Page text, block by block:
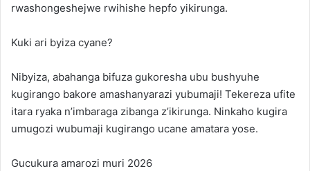
rwashongeshejwe rwihishe hepfo yikirunga.
Kuki ari byiza cyane?
Nibyiza, abahanga bifuza gukoresha ubu bushyuhe
kugirango bakore amashanyarazi yubumaji! Tekereza ufite
itara ryaka n’imbaraga zibanga z’ikirunga. Ninkaho kugira
umugozi wubumaji kugirango ucane amatara yose.
Gucukura amarozi muri 2026